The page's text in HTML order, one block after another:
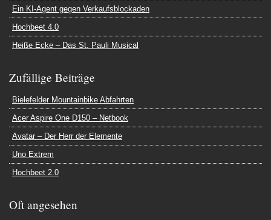
Ein KI-Agent gegen Verkaufsblockaden
Hochbeet 4.0
Heiße Ecke – Das St. Pauli Musical
Zufällige Beiträge
Bielefelder Mountainbike Abfahrten
Acer Aspire One D150 – Netbook
Avatar – Der Herr der Elemente
Uno Extrem
Hochbeet 2.0
Oft angesehen